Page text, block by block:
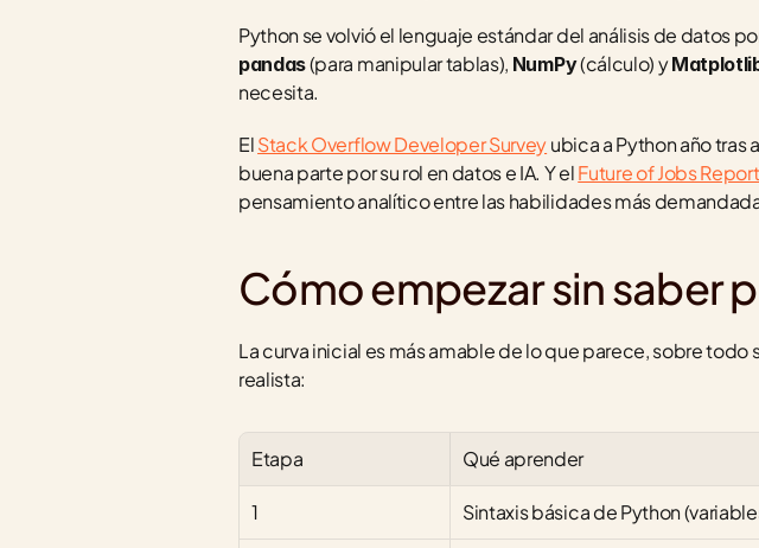
pandas (para manipular tablas), NumPy (cálculo) y
necesita.
El Stack Overflow Developer Survey ubica a Python año tras
buena parte por su rol en datos e IA. Y el Future of Jobs
pensamiento analítico entre las habilidades más
Cómo empezar sin saber
La curva inicial es más amable de lo que parece, sobre
realista:
Etapa Qué aprender
1 Sintaxis básica de Python